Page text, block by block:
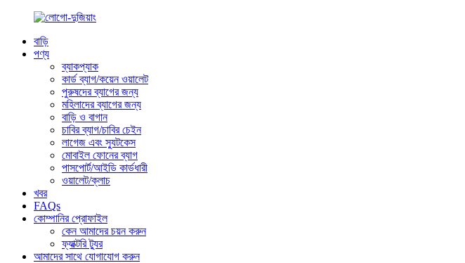
বাড়ি
পণ্য
ব্যাকপ্যাক
কার্ড ব্যাগ/কয়েন ওয়ালেট
পুরুষদের ব্যাগের জন্য
মহিলাদের ব্যাগের জন্য
বাড়ি ও বাগান
চাবির ব্যাগ/চাবির চেইন
লাগেজ এবং স্যুটকেস
মোবাইল ফোনের ব্যাগ
পাসপোর্ট/আইডি কার্ডধারী
ওয়ালেট/ক্লাচ
খবর
FAQs
কোম্পানির প্রোফাইল
কেন আমাদের চয়ন করুন
ফ্যাক্টরি ট্যুর
আমাদের সাথে যোগাযোগ করুন